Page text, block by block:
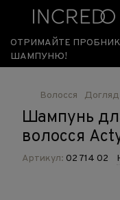
ОТРИМАЙТЕ
ШАМПУНЮ!
Волосся Догляд
Шампунь
волосся
Артикул: 02 714 02